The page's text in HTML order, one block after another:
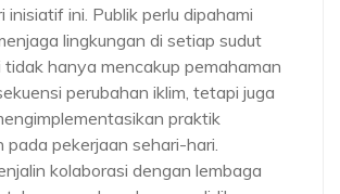
inisiatif ini. Publik perlu dipahami
lingkungan di setiap sudut
tidak hanya mencakup pemahaman
perubahan iklim, tetapi juga
praktik
pada pekerjaan sehari-hari.
kolaborasi dengan lembaga